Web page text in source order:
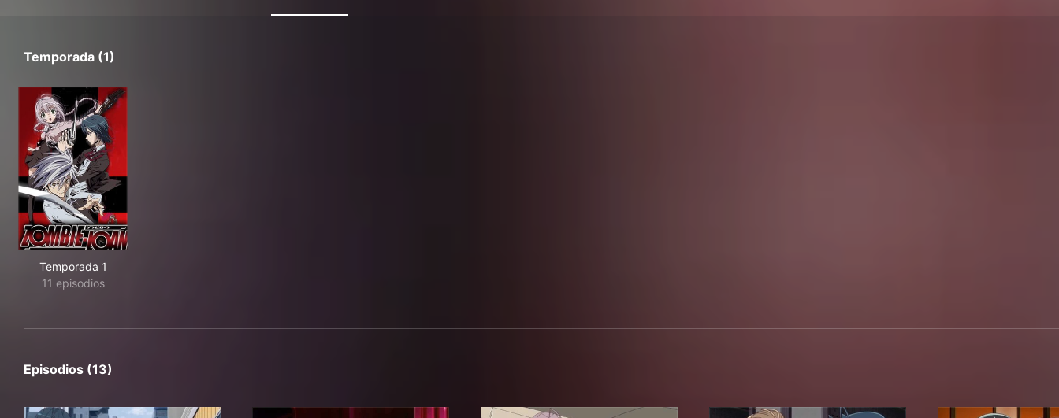
Temporada (1)
Temporada 1
11 episodios
Episodios (13)